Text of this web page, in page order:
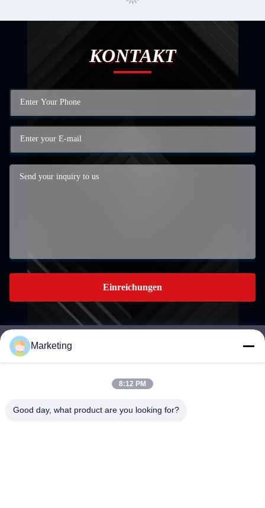
KONTAKT
Einreichungen
marketing@hwashi.com
Marketing
8:12 PM
Good day, what product are you looking for?